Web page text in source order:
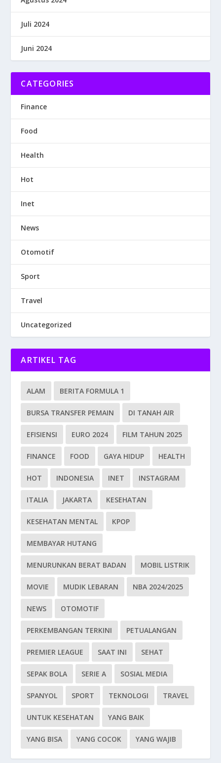
Juli 2024
Juni 2024
CATEGORIES
Finance
Food
Health
Hot
Inet
News
Otomotif
Sport
Travel
Uncategorized
ARTIKEL TAG
ALAM BERITA FORMULA 1
BURSA TRANSFER PEMAIN DI TANAH AIR
EFISIENSI EURO 2024 FILM TAHUN 2025
FINANCE FOOD GAYA HIDUP HEALTH
HOT INDONESIA INET INSTAGRAM
ITALIA JAKARTA KESEHATAN
KESEHATAN MENTAL KPOP
MEMBAYAR HUTANG
MENURUNKAN BERAT BADAN MOBIL LISTRIK
MOVIE MUDIK LEBARAN NBA 2024/2025
NEWS OTOMOTIF
PERKEMBANGAN TERKINI PETUALANGAN
PREMIER LEAGUE SAAT INI SEHAT
SEPAK BOLA SERIE A SOSIAL MEDIA
SPANYOL SPORT TEKNOLOGI TRAVEL
UNTUK KESEHATAN YANG BAIK
YANG BISA YANG COCOK YANG WAJIB